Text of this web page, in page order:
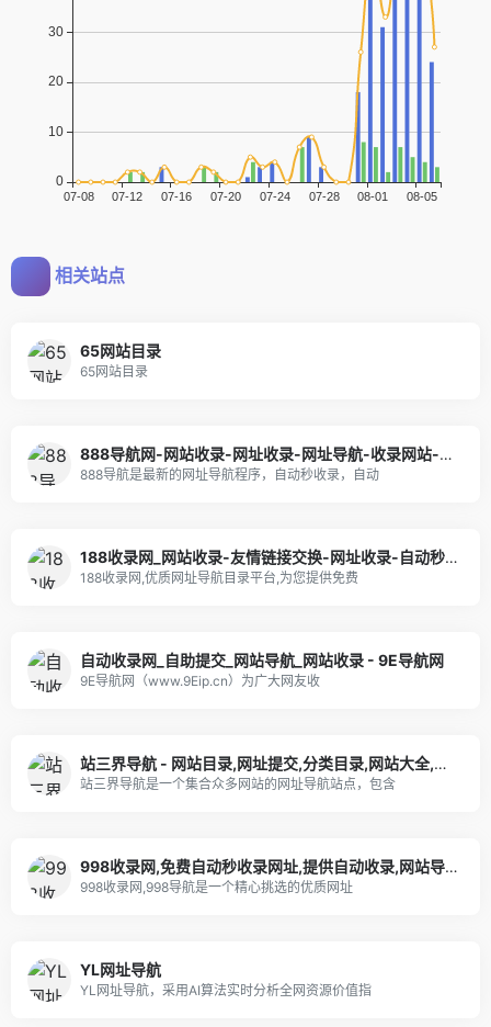
相关站点
65网站目录
65网站目录
888导航网-网站收录-网址收录-网址导航-收录网站-自助广告系统
888导航是最新的网址导航程序，自动秒收录，自动
188收录网_网站收录-友情链接交换-网址收录-自动秒收录
188收录网,优质网址导航目录平台,为您提供免费
自动收录网_自助提交_网站导航_网站收录 - 9E导航网
9E导航网（www.9Eip.cn）为广大网友收
站三界导航 - 网站目录,网址提交,分类目录,网站大全,名站导航之家
站三界导航是一个集合众多网站的网址导航站点，包含
998收录网,免费自动秒收录网址,提供自动收录,网站导航大全源码,自动链,友情链接交换。
998收录网,998导航是一个精心挑选的优质网址
YL网址导航
YL网址导航，采用AI算法实时分析全网资源价值指